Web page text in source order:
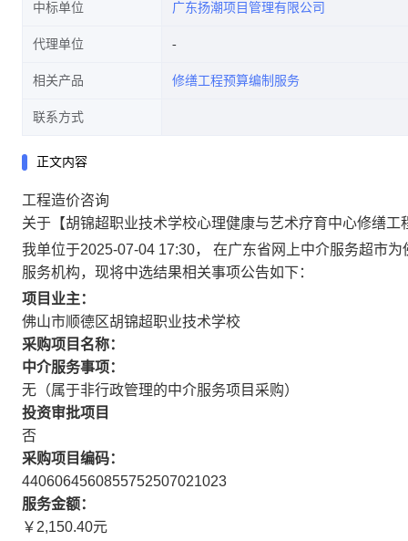
中标单位 广东扬潮项目管理有限公司
代理单位
相关产品 修缮工程预算编制服务
联系方式
正文内容
工程造价咨询
关于【胡锦超职业技术学校心理健康与艺术疗育中心修缮
我单位于2025-07-04 17:30， 在广东省网上中介服务超市
服务机构，现将中选结果相关事项公告如下：
项目业主：
佛山市顺德区胡锦超职业技术学校
采购项目名称：
中介服务事项：
无（属于非行政管理的中介服务项目采购）
投资审批项目
否
采购项目编码：
4406064560855752507021023
服务金额：
￥2,150.40元